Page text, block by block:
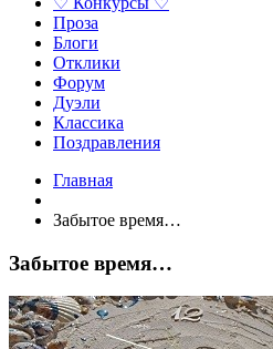
Проза
Блоги
Отклики
Форум
Дуэли
Классика
Поздравления
Главная
Забытое время…
Забытое время…